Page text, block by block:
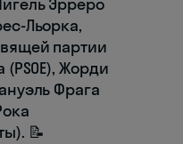
Эрреро
Льорка,
партии
(PSOE), Жорди
Фрага
📝